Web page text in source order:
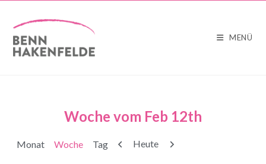
MENÜ
Woche vom Feb 12th
Monat Woche Tag Zurück
Heute Weiter